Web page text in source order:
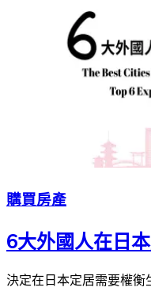
購買房產
6大外國人在日
決定在日本定居需要權